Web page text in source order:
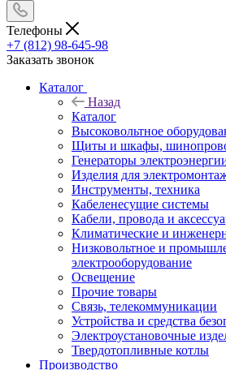
Телефоны
+7 (812) 98-645-98
Заказать звонок
Каталог
Назад
Каталог
Высоковольтное
Щиты и шкафы,
Генераторы
Изделия для
Инструменты, техника
Кабеленесущие системы
Кабели, провода и
Климатические и
Низковольтное и
электрооборудование
Освещение
Прочие товары
Связь, телекоммуникации
Устройства и средства
Электроустановочные
Твердотопливные котлы
Производство